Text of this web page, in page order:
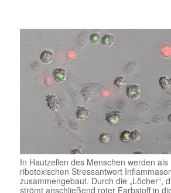
In Hautzellen des Menschen werden
ribotoxischen Stressantwort
zusammengebaut. Durch die „Löcher“,
strömt anschließend roter Farbstoff in